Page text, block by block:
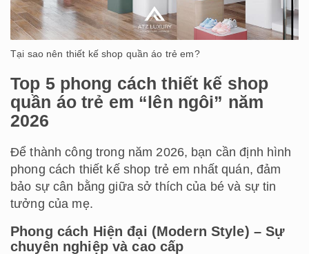
Tại sao nên thiết kế shop quần áo trẻ em?
Top 5 phong cách thiết kế shop
quần áo trẻ em “lên ngôi” năm
2026
Để thành công trong năm 2026, bạn cần định hình
phong cách thiết kế shop trẻ em nhất quán, đảm
bảo sự cân bằng giữa sở thích của bé và sự tin
tưởng của mẹ.
Phong cách Hiện đại (Modern Style) – Sự
chuyên nghiệp và cao cấp